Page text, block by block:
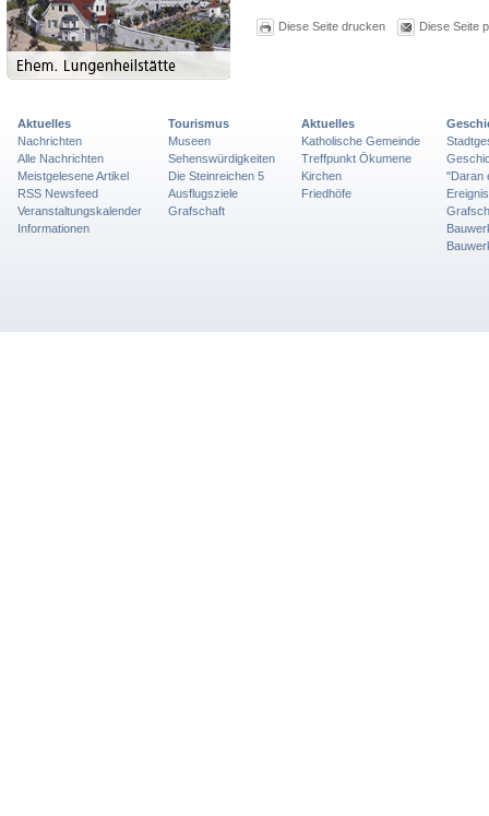
Diese Seite drucken Diese Seite
Aktuelles
Nachrichten
Alle Nachrichten
Meistgelesene Artikel
RSS Newsfeed
Veranstaltungskalender
Informationen
Tourismus
Museen
Sehenswürdigkeiten
Die Steinreichen 5
Ausflugsziele
Grafschaft
Aktuelles
Katholische Gemeinde
Treffpunkt Ökumene
Kirchen
Friedhöfe
"Daran